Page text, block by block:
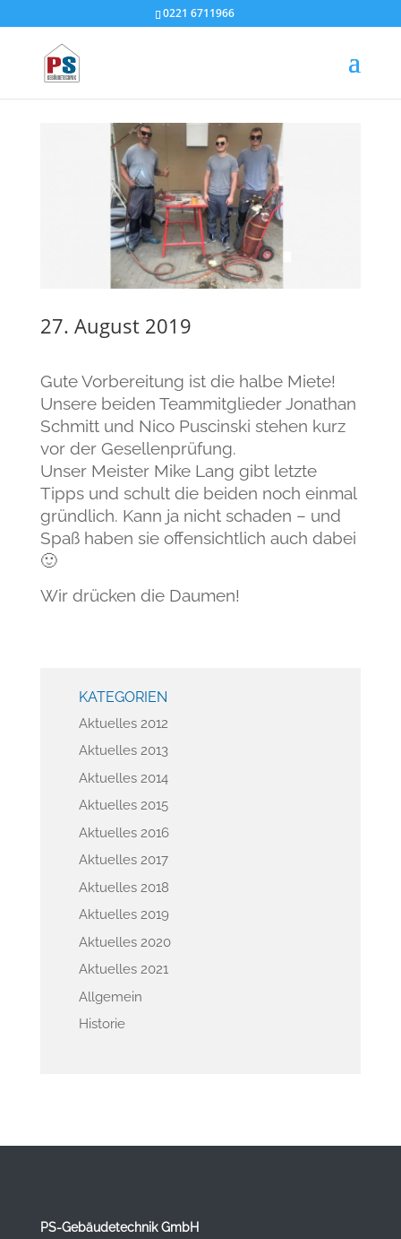
0221 6711966
Gesellenprüfung steht
kurz bevor
27. August 2019
Gute Vorbereitung ist die halbe Miete!
Unsere beiden Teammitglieder Jonathan
Schmitt und Nico Puscinski stehen kurz
vor der Gesellenprüfung.
Unser Meister Mike Lang gibt letzte
Tipps und schult die beiden noch einmal
gründlich. Kann ja nicht schaden – und
Spaß haben sie offensichtlich auch dabei
🙂
Wir drücken die Daumen!
KATEGORIEN
Aktuelles 2012
Aktuelles 2013
Aktuelles 2014
Aktuelles 2015
Aktuelles 2016
Aktuelles 2017
Aktuelles 2018
Aktuelles 2019
Aktuelles 2020
Aktuelles 2021
Allgemein
Historie
PS-Gebäudetechnik GmbH